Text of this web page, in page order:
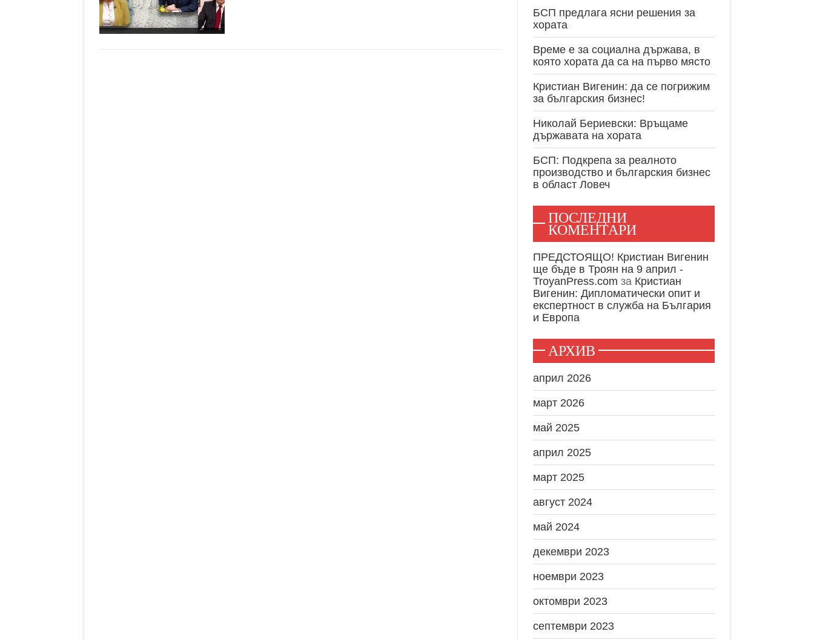
Кристиан Вигенин: Дипломатически опит и експертност вБСП предлага ясни решения за
хората
Време е за социална държава, в
която хората да са на първо място
Кристиан Вигенин: да се погрижим
за българския бизнес!
Николай Бериевски: Връщаме
държавата на хората
БСП: Подкрепа за реалното
производство и българския бизнес
в област Ловеч
ПОСЛЕДНИ
КОМЕНТАРИ
ПРЕДСТОЯЩО! Кристиан Вигенин
ще бъде в Троян на 9 април -
TroyanPress.com за Кристиан
Вигенин: Дипломатически опит и
експертност в служба на България
и Европа
АРХИВ
април 2026
март 2026
май 2025
април 2025
март 2025
август 2024
май 2024
декември 2023
ноември 2023
октомври 2023
септември 2023